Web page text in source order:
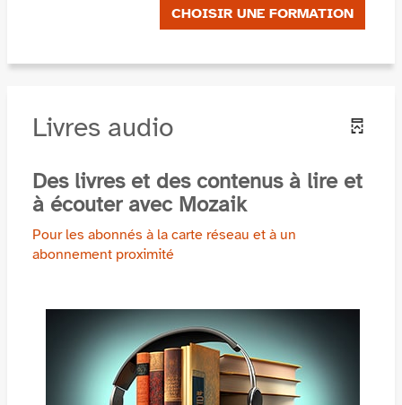
CHOISIR UNE FORMATION
Livres audio
Des livres et des contenus à lire et
à écouter avec Mozaik
Pour les abonnés à la carte réseau et à un
abonnement proximité